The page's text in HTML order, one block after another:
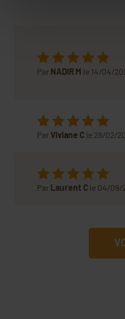
Par NADIR M le 14/04/
ParViviane C le 28/02/
Par Laurent C le 04/09/